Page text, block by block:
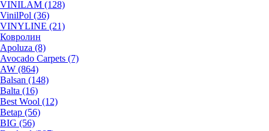
VINILAM (128)
VinilPol (36)
VINYLINE (21)
Ковролин
Apoluza (8)
Avocado Carpets (7)
AW (864)
Balsan (148)
Balta (16)
Best Wool (12)
Betap (56)
BIG (56)